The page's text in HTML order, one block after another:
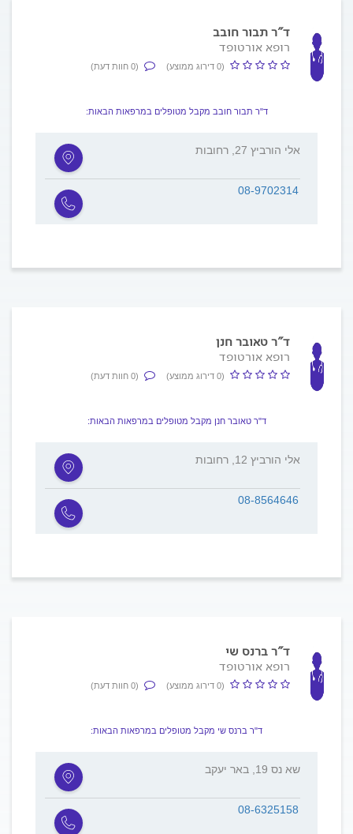
ד"ר תבור חובב
רופא אורטופד
(0 דירוג ממוצע) (0 חוות דעת)
ד"ר תבור חובב מקבל מטופלים במרפאות הבאות:
אלי הורביץ 27, רחובות
08-9702314
ד"ר טאובר חנן
רופא אורטופד
(0 דירוג ממוצע) (0 חוות דעת)
ד"ר טאובר חנן מקבל מטופלים במרפאות הבאות:
אלי הורביץ 12, רחובות
08-8564646
ד"ר ברנס שי
רופא אורטופד
(0 דירוג ממוצע) (0 חוות דעת)
ד"ר ברנס שי מקבל מטופלים במרפאות הבאות:
שא נס 19, באר יעקב
08-6325158